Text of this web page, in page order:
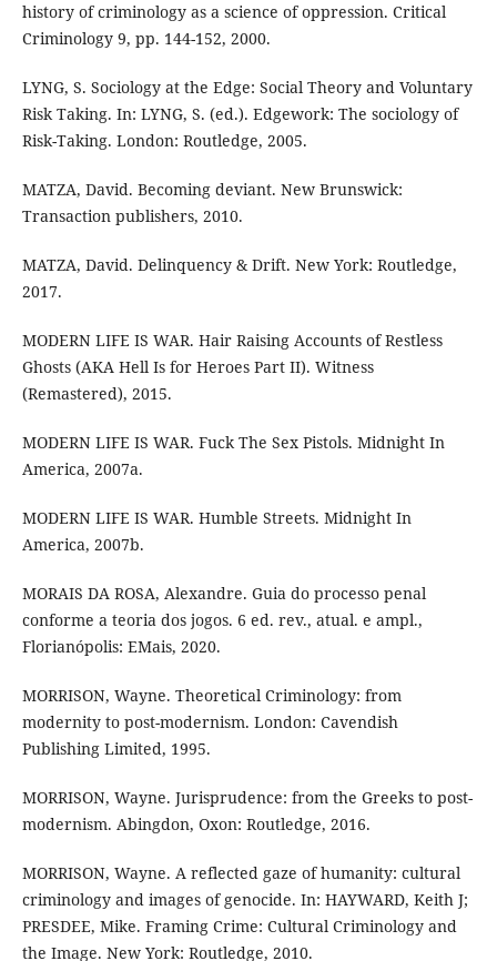
history of criminology as a science of oppression. Critical
Criminology 9, pp. 144-152, 2000.
LYNG, S. Sociology at the Edge: Social Theory and Voluntary
Risk Taking. In: LYNG, S. (ed.). Edgework: The sociology of
Risk-Taking. London: Routledge, 2005.
MATZA, David. Becoming deviant. New Brunswick:
Transaction publishers, 2010.
MATZA, David. Delinquency & Drift. New York: Routledge,
2017.
MODERN LIFE IS WAR. Hair Raising Accounts of Restless
Ghosts (AKA Hell Is for Heroes Part II). Witness
(Remastered), 2015.
MODERN LIFE IS WAR. Fuck The Sex Pistols. Midnight In
America, 2007a.
MODERN LIFE IS WAR. Humble Streets. Midnight In
America, 2007b.
MORAIS DA ROSA, Alexandre. Guia do processo penal
conforme a teoria dos jogos. 6 ed. rev., atual. e ampl.,
Florianópolis: EMais, 2020.
MORRISON, Wayne. Theoretical Criminology: from
modernity to post-modernism. London: Cavendish
Publishing Limited, 1995.
MORRISON, Wayne. Jurisprudence: from the Greeks to post-
modernism. Abingdon, Oxon: Routledge, 2016.
MORRISON, Wayne. A reflected gaze of humanity: cultural
criminology and images of genocide. In: HAYWARD, Keith J;
PRESDEE, Mike. Framing Crime: Cultural Criminology and
the Image. New York: Routledge, 2010.